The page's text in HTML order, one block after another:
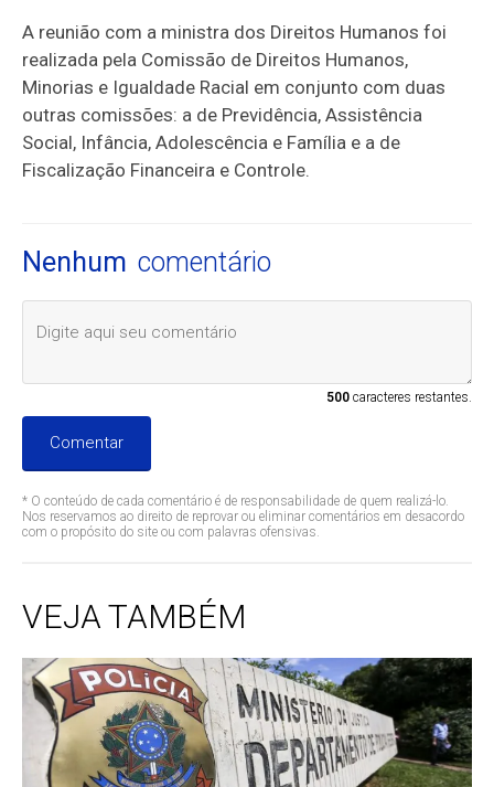
A reunião com a ministra dos Direitos Humanos foi
realizada pela Comissão de Direitos Humanos,
Minorias e Igualdade Racial em conjunto com duas
outras comissões: a de Previdência, Assistência
Social, Infância, Adolescência e Família e a de
Fiscalização Financeira e Controle.
Nenhum comentário
500caracteres restantes.
Comentar
* O conteúdo de cada comentário é de responsabilidade de quem realizá-lo.
Nos reservamos ao direito de reprovar ou eliminar comentários em desacordo
com o propósito do site ou com palavras ofensivas.
VEJA TAMBÉM